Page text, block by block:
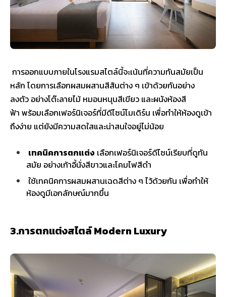
การออกแบบภายในโรงแรมสไตล์นี้จะเน้นที่ความทันสมัยเป็น
หลัก โดยการเลือกผสมผสานสีสันต่าง ๆ เข้าด้วยกันอย่าง
ลงตัว อย่างโต๊ะลายไม้ หมอนหนุนสีเขียว และผนังห้องสี
ฟ้า พร้อมเลือกเฟอร์นิเจอร์ที่มีดีไซน์โมเดิร์น เพื่อทำให้ห้องดูเข้า
ถึงง่าย แต่ยังมีความสดใสและน่าสนใจอยู่ไม่น้อย
เทคนิคการตกแต่ง เลือกเฟอร์นิเจอร์ดีไซน์เรียบที่ดูทัน
สมัย อย่างเก้าอี้นั่งสีขาวและโคมไฟสีดำ
ใช้เทคนิคการผสมผสานเฉดสีต่าง ๆ ไว้ด้วยกัน เพื่อทำให้
ห้องดูมีเอกลักษณ์มากขึ้น
3.การตกแต่งสไตล์ Modern Luxury